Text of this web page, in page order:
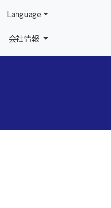
Language
会社情報